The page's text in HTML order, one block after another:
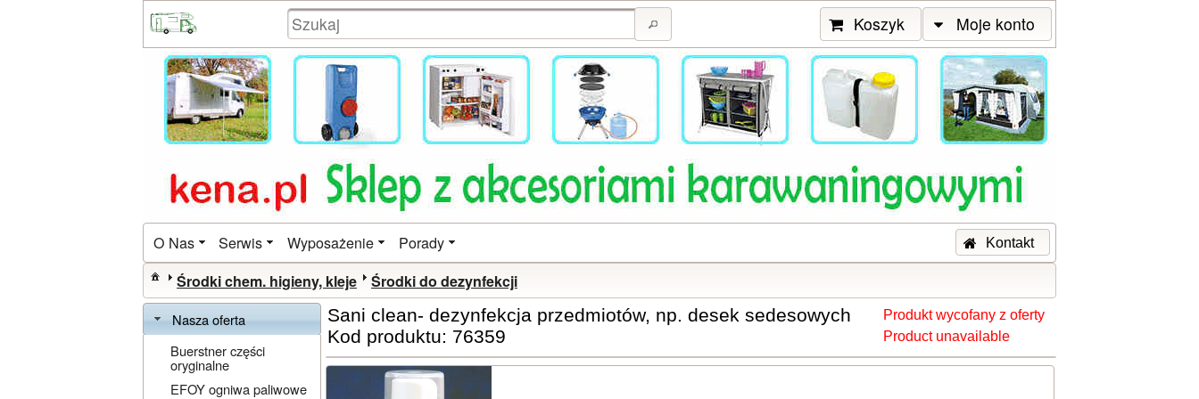
Koszyk Moje konto
O Nas Serwis Wyposażenie Porady Kontakt
Środki chem. higieny, kleje Środki do dezynfekcji
Nasza oferta
Buerstner części
oryginalne
EFOY ogniwa paliwowe
Sani clean- dezynfekcja przedmiotów, np. desek sedesowych
Kod produktu: 76359
Produkt wycofany z oferty
Product unavailable